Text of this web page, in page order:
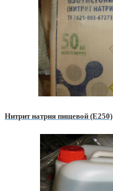
Нитрит натрия пищевой (E250)